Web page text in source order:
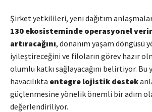
Şirket yetkilileri, yeni dağıtım
130 ekosisteminde operasyonel
artıracağını, donanım yaşam döngüsü
iyileştireceğini ve filoların görev hazır
olumlu katkı sağlayacağını belirtiyor. Bu
havacılıkta entegre lojistik destek
güçlenmesine yönelik önemli bir adım
değerlendiriliyor.